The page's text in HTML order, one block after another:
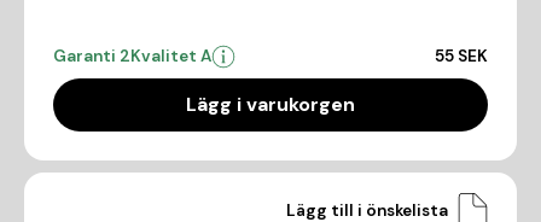
Garanti 2Kvalitet A 55 SEK
Lägg i varukorgen
Lägg till i önskelista